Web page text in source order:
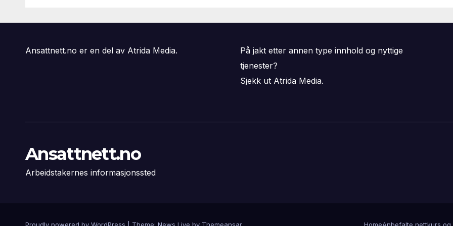
Ansattnett.no er en del av Atrida Media.
På jakt etter annen type innhold og nyttige
tjenester?
Sjekk ut Atrida Media.
Ansattnett.no
Arbeidstakernes informasjonssted